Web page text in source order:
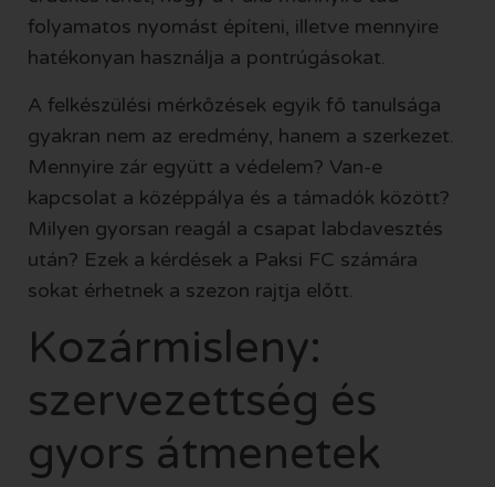
folyamatos nyomást építeni, illetve mennyire
hatékonyan használja a pontrúgásokat.
A felkészülési mérkőzések egyik fő tanulsága
gyakran nem az eredmény, hanem a szerkezet.
Mennyire zár együtt a védelem? Van-e
kapcsolat a középpálya és a támadók között?
Milyen gyorsan reagál a csapat labdavesztés
után? Ezek a kérdések a Paksi FC számára
sokat érhetnek a szezon rajtja előtt.
Kozármisleny:
szervezettség és
gyors átmenetek